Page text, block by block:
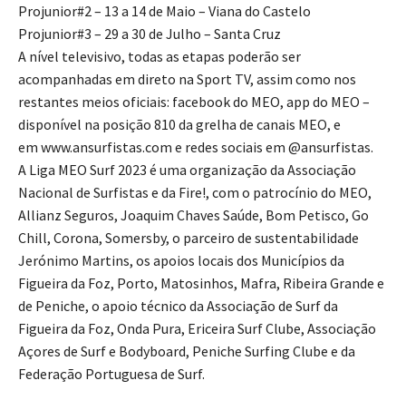
Projunior#2 – 13 a 14 de Maio – Viana do Castelo
Projunior#3 – 29 a 30 de Julho – Santa Cruz
A nível televisivo, todas as etapas poderão ser
acompanhadas em direto na Sport TV, assim como nos
restantes meios oficiais: facebook do MEO, app do MEO –
disponível na posição 810 da grelha de canais MEO, e
em www.ansurfistas.com e redes sociais em @ansurfistas.
A Liga MEO Surf 2023 é uma organização da Associação
Nacional de Surfistas e da Fire!, com o patrocínio do MEO,
Allianz Seguros, Joaquim Chaves Saúde, Bom Petisco, Go
Chill, Corona, Somersby, o parceiro de sustentabilidade
Jerónimo Martins, os apoios locais dos Municípios da
Figueira da Foz, Porto, Matosinhos, Mafra, Ribeira Grande e
de Peniche, o apoio técnico da Associação de Surf da
Figueira da Foz, Onda Pura, Ericeira Surf Clube, Associação
Açores de Surf e Bodyboard, Peniche Surfing Clube e da
Federação Portuguesa de Surf.